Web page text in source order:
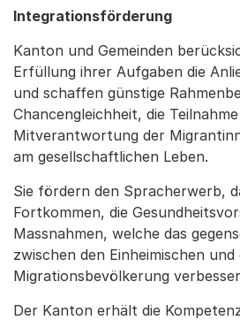
Integrationsförderung
Kanton und Gemeinden
Erfüllung ihrer Aufgaben die
und schaffen günstige
Chancengleichheit, die
Mitverantwortung der
am gesellschaftlichen Leben.
Sie fördern den Spracherwerb,
Fortkommen, die
Massnahmen, welche das
zwischen den Einheimischen und
Migrationsbevölkerung
Der Kanton erhält die